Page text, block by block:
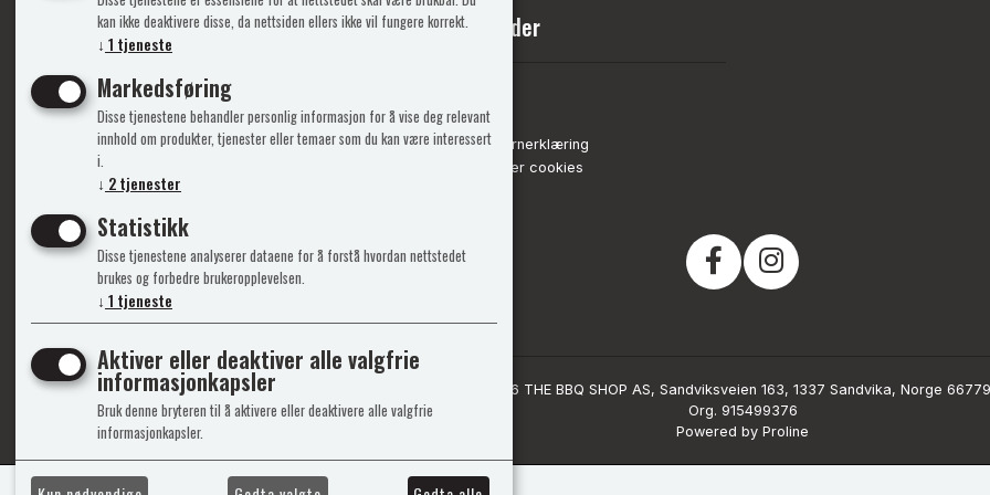
Info
Kontakt Oss
Support&Service
Om Oss
Mine sider
Vilkår
Personvernerklæring
Administrer cookies
© 2026 THE BBQ SHOP AS, Sandviksveien 163, 1337 Sandvika, Norge
Org. 915499376
Powered by Proline
kan ikke deaktivere disse, da nettsiden ellers ikke vil fungere korrekt.
↓ 1 tjeneste
Markedsføring
Disse tjenestene behandler personlig informasjon for å vise deg relevant
innhold om produkter, tjenester eller temaer som du kan være interessert
i.
↓ 2tjenester
Statistikk
Disse tjenestene analyserer dataene for å forstå hvordan nettstedet
brukes og forbedre brukeropplevelsen.
↓ 1 tjeneste
Aktiver eller deaktiver alle valgfrie
informasjonkapsler
Bruk denne bryteren til å aktivere eller deaktivere alle valgfrie
informasjonkapsler.